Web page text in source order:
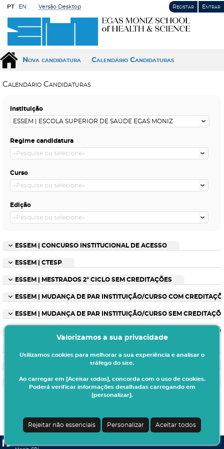
PT EN Versão Desktop Registar Entrar
Nova candidatura Calendário Candidaturas
Calendário Candidaturas
Instituição
Regime candidatura
Curso
Edição
ESSEM | CONCURSO INSTITUCIONAL DE ACESSO
ESSEM | CTESP
ESSEM | MESTRADOS 2º CICLO SEM CREDITAÇÕES
ESSEM | MUDANÇA DE PAR INSTITUIÇÃO/CURSO COM
ESSEM | MUDANÇA DE PAR INSTITUIÇÃO/CURSO SEM
ESSEM | MUDANÇA DE PAR INSTITUIÇÃO/CURSO SEM
ESSEM | TITULARES DE CURSOS SUPERIORES COM CREDITAÇÕES
ESSEM | TITULARES DE CURSOS SUPERIORES SEM CREDITAÇÕES
Valorizamos a sua privacidade
Utilizamos cookies para melhorar a sua experiência e analisar o
tráfego do site.
Ao carregar em [Aceitar todos], concorda com o uso de cookies.
Poderá verificar informações detalhadas carregando em
[personalizar].
Rejeitar não essenciais Personalizar Aceitar todos